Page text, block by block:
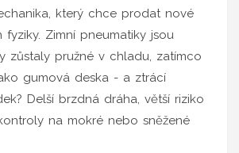
který chce prodat nové
fyziky. Zimní pneumatiky jsou
zůstaly pružné v chladu, zatímco
gumová deska - a ztrácí
Delší brzdná dráha, větší riziko
na mokré nebo sněžené